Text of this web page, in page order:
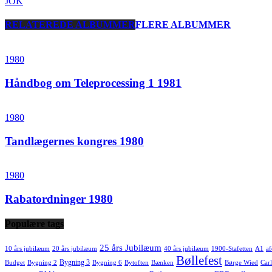
RELATEREDE ALBUMMERFLERE ALBUMMER
1980
Håndbog om Teleprocessing 1 1981
1980
Tandlægernes kongres 1980
1980
Rabatordninger 1980
Populære tags
10 års jubilæum 20 års jubilæum 25 års Jubilæum 40 års jubilæum 1900-Stafetten A1
Budget Bygning 2 Bygning 3 Bygning 6 Bytoften Bænken Bøllefest Børge Wied